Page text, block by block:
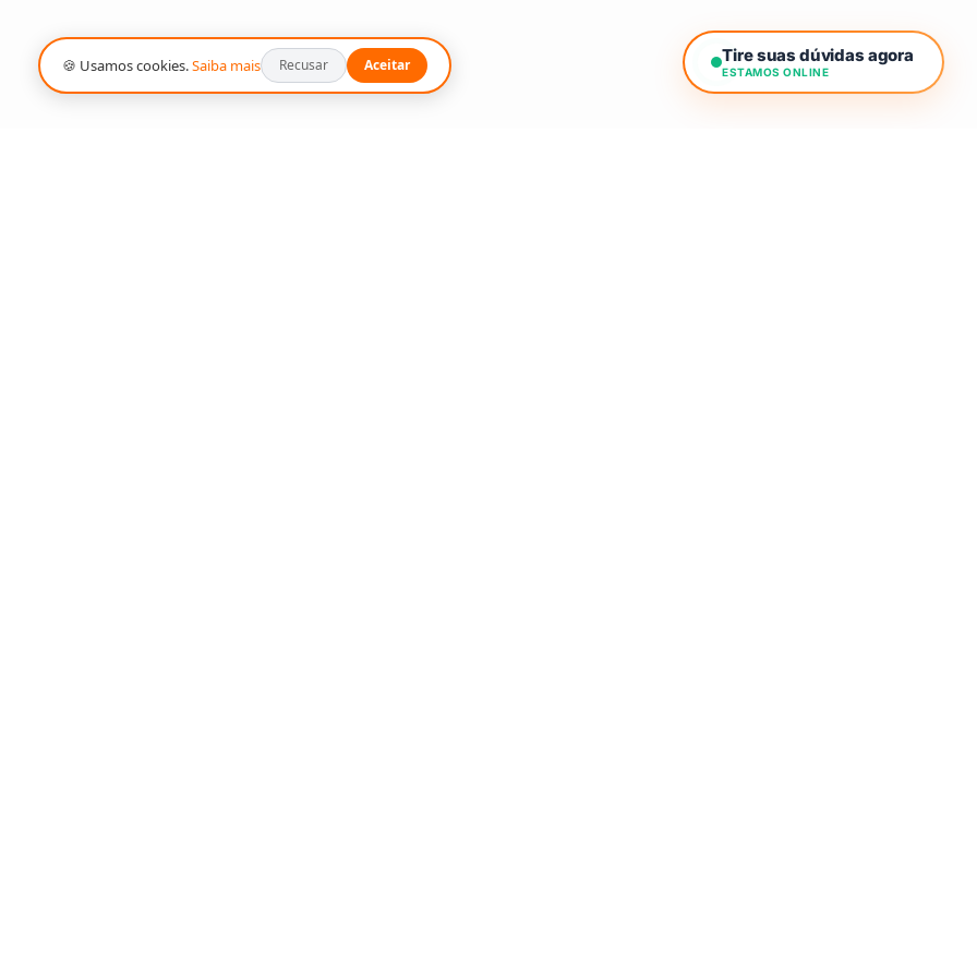
Tire suas dúvidas agora
ESTAMOS ONLINE
🍪 Usamos cookies.Saiba mais Recusar Aceitar